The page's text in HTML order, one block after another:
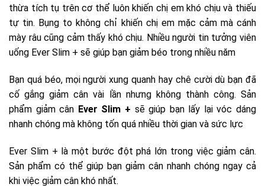
thừa tích tụ trên cơ thể luôn khiến chị em khó chịu và thiếu
tự tin. Bụng to không chỉ khiến chị em mặc cảm mà cánh
mày râu cũng cảm thấy khó chịu. Nhiều người tin tưởng viên
uống Ever Slim + sẽ giúp bạn giảm béo trong nhiều năm
Bạn quá béo, mọi người xung quanh hay chê cười dù bạn đã
cố gắng giảm cân vài lần nhưng không thành công. Sản
phẩm giảm cân Ever Slim + sẽ giúp bạn lấy lại vóc dáng
nhanh chóng mà không tốn quá nhiều thời gian và sức lực
Ever Slim + là một bước đột phá lớn trong việc giảm cân.
Sản phẩm có thể giúp bạn giảm cân nhanh chóng ngay cả
khi việc giảm cân khó nhất.